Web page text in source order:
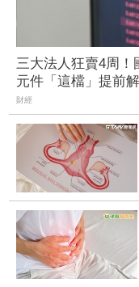
三大法人狂賣4周
元件「這檔」提前
財經